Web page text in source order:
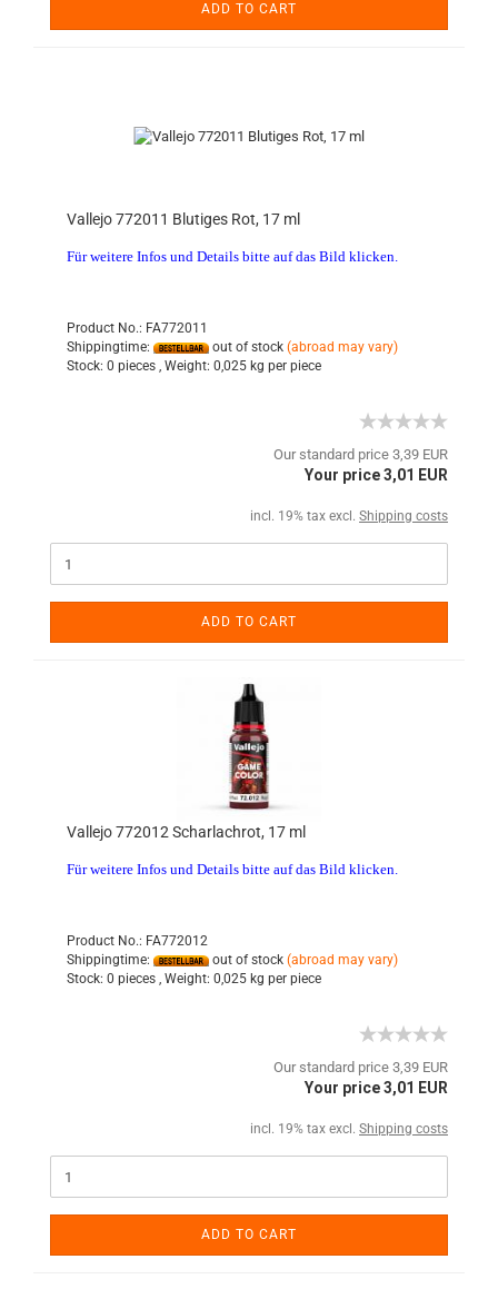
ADD TO CART
Vallejo 772011 Blutiges Rot, 17 ml
Für weitere Infos und Details bitte auf das Bild klicken.
Product No.: FA772011
Shippingtime:
out of stock (abroad may vary)
Stock: 0 pieces , Weight: 0,025 kg per piece
Our standard price 3,39 EUR
Your price 3,01 EUR
incl. 19% tax excl. Shipping costs
ADD TO CART
Vallejo 772012 Scharlachrot, 17 ml
Für weitere Infos und Details bitte auf das Bild klicken.
Product No.: FA772012
Shippingtime:
out of stock (abroad may vary)
Stock: 0 pieces , Weight: 0,025 kg per piece
Our standard price 3,39 EUR
Your price 3,01 EUR
incl. 19% tax excl. Shipping costs
ADD TO CART